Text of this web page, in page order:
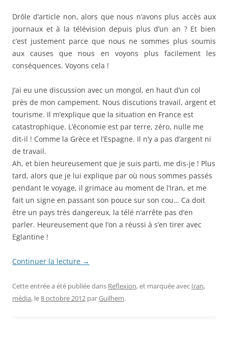
Drôle d’article non, alors que nous n’avons plus accès aux
journaux et à la télévision depuis plus d’un an ? Et bien
c’est justement parce que nous ne sommes plus soumis
aux causes que nous en voyons plus facilement les
conséquences. Voyons cela !
J’ai eu une discussion avec un mongol, en haut d’un col
près de mon campement. Nous discutions travail, argent et
tourisme. Il m’explique que la situation en France est
catastrophique. L’économie est par terre, zéro, nulle me
dit-il ! Comme la Grèce et l’Espagne. Il n’y a pas d’argent ni
de travail.
Ah, et bien heureusement que je suis parti, me dis-je ! Plus
tard, alors que je lui explique par où nous sommes passés
pendant le voyage, il grimace au moment de l’Iran, et me
fait un signe en passant son pouce sur son cou… Ca doit
être un pays très dangereux, la télé n’arrête pas d’en
parler. Heureusement que l’on a réussi à s’en tirer avec
Eglantine !
Continuer la lecture →
Cette entrée a été publiée dans Reflexion, et marquée avec Iran,
média, le8 octobre 2012 parGuilhem.